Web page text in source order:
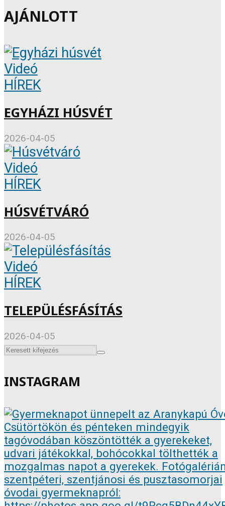
AJÁNLOTT
Videó
HÍREK
EGYHÁZI HÚSVÉT
2026-04-05
Videó
HÍREK
HÚSVÉTVÁRÓ
2026-04-05
Videó
HÍREK
TELEPÜLÉSFÁSÍTÁS
2026-04-05
INSTAGRAM